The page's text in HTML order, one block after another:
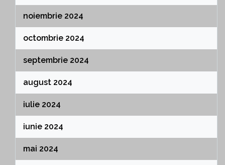
noiembrie 2024
octombrie 2024
septembrie 2024
august 2024
iulie 2024
iunie 2024
mai 2024